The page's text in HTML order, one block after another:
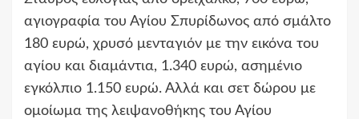
αγιογραφία του Αγίου Σπυρίδωνος από σμάλτο
180 ευρώ, χρυσό μενταγιόν με την εικόνα του
αγίου και διαμάντια, 1.340 ευρώ, ασημένιο
εγκόλπιο 1.150 ευρώ. Αλλά και σετ δώρου με
ομοίωμα της λειψανοθήκης του Αγίου